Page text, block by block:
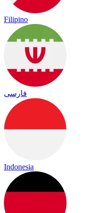
Filipino
فارسی
Indonesia